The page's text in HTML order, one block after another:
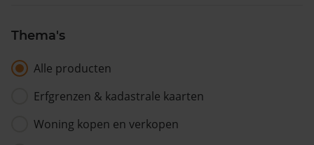
Thema's
Alle producten
Erfgrenzen & kadastrale kaarten
Woning kopen en verkopen